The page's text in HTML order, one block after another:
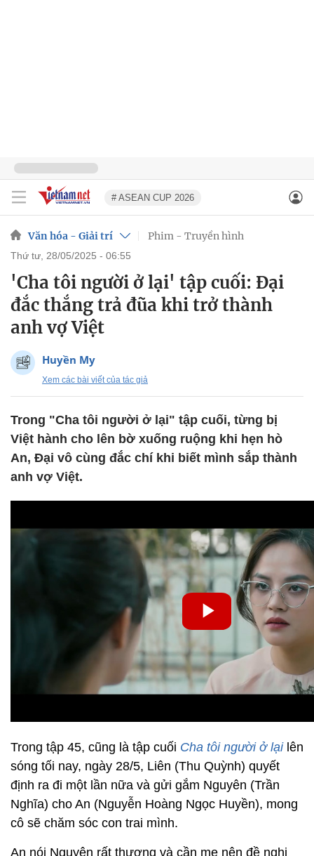
# ASEAN CUP 2026
Văn hóa - Giải trí Phim - Truyền hình
thứ tư, 28/05/2025 - 06:55
'Cha tôi người ở lại' tập cuối: Đại
đắc thắng trả đũa khi trở thành
anh vợ Việt
Huyền My
Xem các bài viết của tác giả
Trong "Cha tôi người ở lại" tập cuối, từng bị
Việt hành cho lên bờ xuống ruộng khi hẹn hò
An, Đại vô cùng đắc chí khi biết mình sắp thành
anh vợ Việt.
Trong tập 45, cũng là tập cuối Cha tôi người ở lạilên
sóng tối nay, ngày 28/5, Liên (Thu Quỳnh) quyết
định ra đi một lần nữa và gửi gắm Nguyên (Trần
Nghĩa) cho An (Nguyễn Hoàng Ngọc Huyền), mong
cô sẽ chăm sóc con trai mình.
An nói Nguyên rất thương và cần mẹ nên đề nghị